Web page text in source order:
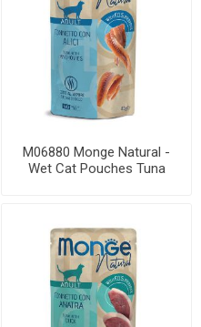
M06880 Monge Natural -
Wet Cat Pouches Tuna